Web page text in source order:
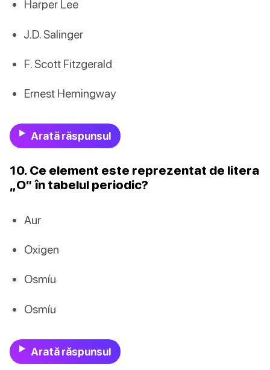
Harper Lee
J.D. Salinger
F. Scott Fitzgerald
Ernest Hemingway
Arată răspunsul
10. Ce element este reprezentat de litera
„O” în tabelul periodic?
Aur
Oxigen
Osmíu
Osmíu
Arată răspunsul